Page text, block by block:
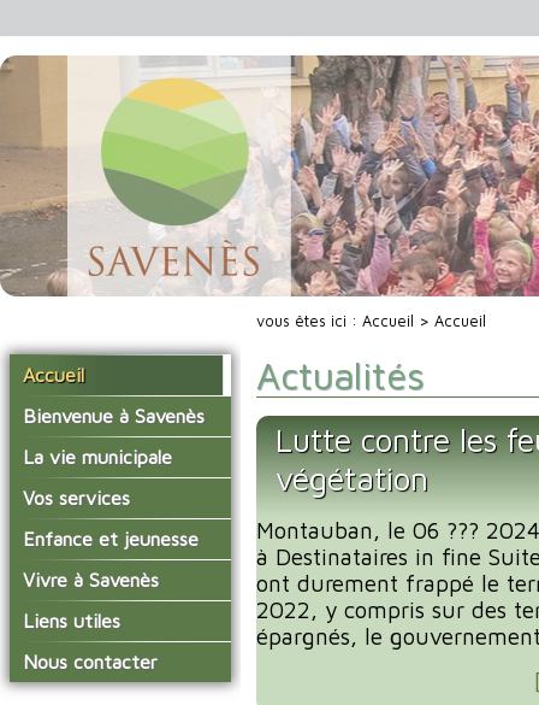
Accueil
Bienvenue à Savenès
Situer Savenès
Savenès en chiffre
L'histoire du village
Actualités de Savenès
sur ladepeche.fr
La vie municipale
Vos élus
Les compte-rendus du
conseil municipal
Les commissions
Les diverses
délégations/syndicats
L'urbanisme
Vos services
La mairie
Le service technique
Les services de l'école
Les installations
municipales
La collecte des ordures
Enfance et jeunesse
L'école primaire
La garderie et la cantine
Le temps périscolaire
La petite enfance
Vivre à Savenès
Agenda Salle des Fetes
Liens utiles
Communauté de
Communes Grand Sud
Tarn et Garonne
Nous contacter
vous êtes ici : Accueil > Accueil
Actualités
Lutte contre les
végétation
Montauban, le 06 ???
à Destinataires in fine
ont durement frappé le
2022, y compris sur des
épargnés, le